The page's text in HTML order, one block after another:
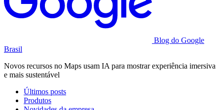
Blog do Google
Brasil
Novos recursos no Maps usam IA para mostrar experiência imersiva
e mais sustentável
Últimos posts
Produtos